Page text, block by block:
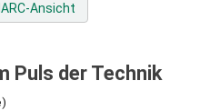
Ansicht
Puls der Technik